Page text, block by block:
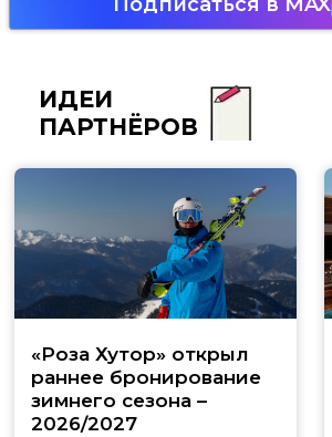
Подписаться в MAX
ИДЕИ
ПАРТНЁРОВ
«Роза Хутор» открыл
раннее бронирование
зимнего сезона –
2026/2027